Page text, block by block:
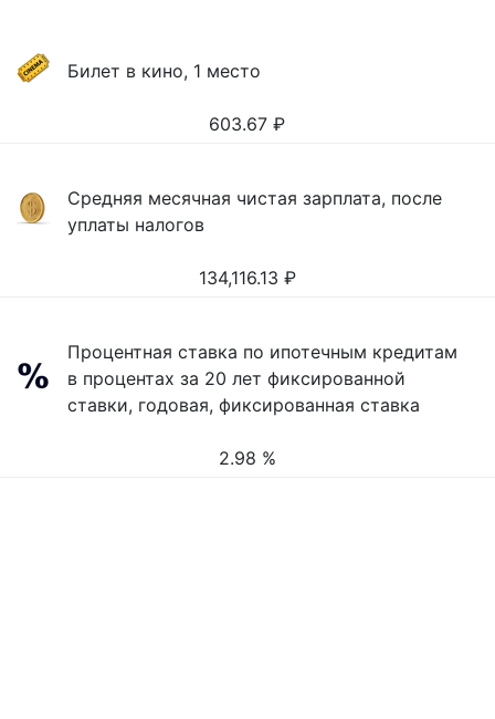
Билет в кино, 1 место
603.67 ₽
Средняя месячная чистая зарплата, после
уплаты налогов
134,116.13 ₽
Процентная ставка по ипотечным кредитам
в процентах за 20 лет фиксированной
ставки, годовая, фиксированная ставка
2.98 %